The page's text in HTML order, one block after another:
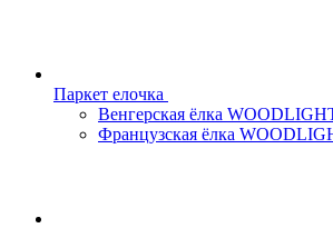
Паркет елочка
Венгерская ёлка
Французская ёлка